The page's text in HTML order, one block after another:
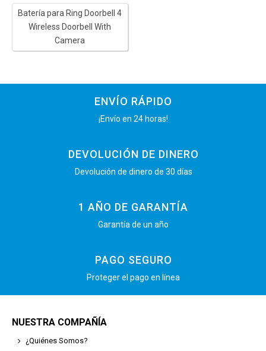
Batería para Ring Doorbell 4
Wireless Doorbell With
Camera
ENVÍO RÁPIDO
¡Envío en 24 horas!
DEVOLUCIÓN DE DINERO
Devolución de dinero de 30 días
1 AÑO DE GARANTÍA
Garantía de un año
PAGO SEGURO
Proteger el pago en línea
NUESTRA COMPAÑÍA
¿Quiénes Somos?